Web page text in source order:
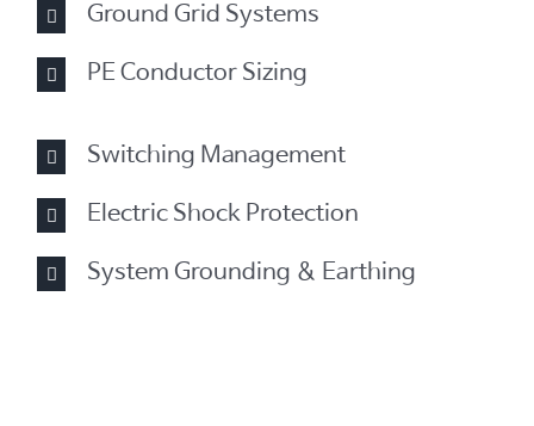
Ground Grid Systems
PE Conductor Sizing
Switching Management
Electric Shock Protection
System Grounding & Earthing